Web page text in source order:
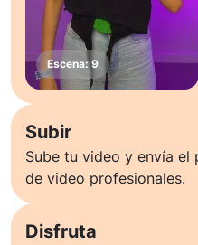
Subir
Sube tu video y envía
de video profesionales.
Disfruta